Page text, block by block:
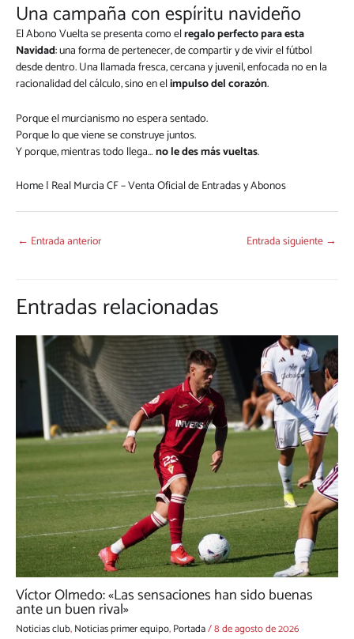
Una campaña con espíritu navideño
El Abono Vuelta se presenta como elregalo perfecto para esta
Navidad: una forma de pertenecer, de compartir y de vivir el fútbol
desde dentro. Una llamada fresca, cercana y juvenil, enfocada no en la
racionalidad del cálculo, sino en elimpulso del corazón.
Porque el murcianismo no espera sentado.
Porque lo que viene se construye juntos.
Y porque, mientras todo llega…no le des más vueltas.
Home | Real Murcia CF – Venta Oficial de Entradas y Abonos
← Entrada anterior Entrada siguiente →
Entradas relacionadas
Víctor Olmedo: «Las sensaciones han sido buenas
ante un buen rival»
Noticias club,Noticias primer equipo,Portada/8 de agosto de 2026